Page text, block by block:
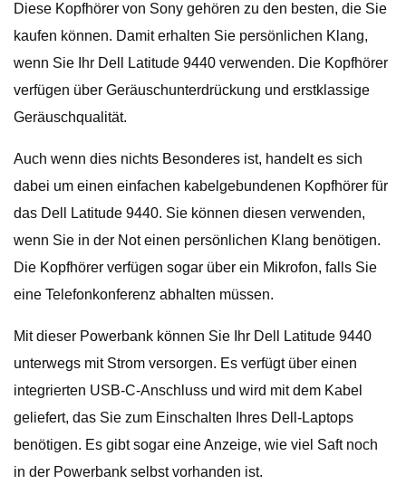
Diese Kopfhörer von Sony gehören zu den besten, die Sie
kaufen können. Damit erhalten Sie persönlichen Klang,
wenn Sie Ihr Dell Latitude 9440 verwenden. Die Kopfhörer
verfügen über Geräuschunterdrückung und erstklassige
Geräuschqualität.
Auch wenn dies nichts Besonderes ist, handelt es sich
dabei um einen einfachen kabelgebundenen Kopfhörer für
das Dell Latitude 9440. Sie können diesen verwenden,
wenn Sie in der Not einen persönlichen Klang benötigen.
Die Kopfhörer verfügen sogar über ein Mikrofon, falls Sie
eine Telefonkonferenz abhalten müssen.
Mit dieser Powerbank können Sie Ihr Dell Latitude 9440
unterwegs mit Strom versorgen. Es verfügt über einen
integrierten USB-C-Anschluss und wird mit dem Kabel
geliefert, das Sie zum Einschalten Ihres Dell-Laptops
benötigen. Es gibt sogar eine Anzeige, wie viel Saft noch
in der Powerbank selbst vorhanden ist.